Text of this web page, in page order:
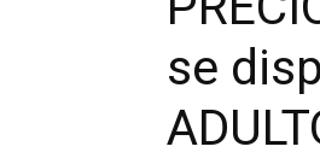
se